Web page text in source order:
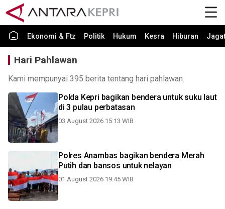
Ekonomi & Ftz Politik Hukum Kesra Hiburan Jagat
Hari Pahlawan
Kami mempunyai 395 berita tentang hari pahlawan.
Polda Kepri bagikan bendera untuk suku laut
di 3 pulau perbatasan
03 August 2026 15:13 WIB
Polres Anambas bagikan bendera Merah
Putih dan bansos untuk nelayan
01 August 2026 19:45 WIB